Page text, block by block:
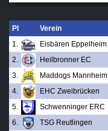
Pl Verein
1.
Eisbären Eppelheim
2.
Heilbronner EC
3.
Maddogs Mannheim
4.
EHC Zweibrücken
5.
Schwenninger ERC
6.
TSG Reutlingen